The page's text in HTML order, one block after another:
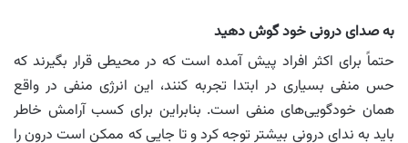
به صدای درونی خود گوش دهید
حتماً برای اکثر افراد پیش آمده است که در محیطی قرار بگیرند که
حس منفی بسیاری در ابتدا تجربه کنند، این انرژی منفی در واقع
همان خودگویی‌های منفی است. بنابراین برای کسب آرامش خاطر
باید به ندای درونی بیشتر توجه کرد و تا جایی که ممکن است درون را